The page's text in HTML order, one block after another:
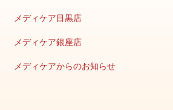
メディケア目黒店
メディケア銀座店
メディケアからのお知らせ